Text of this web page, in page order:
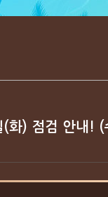
(화) 점검 안내! (